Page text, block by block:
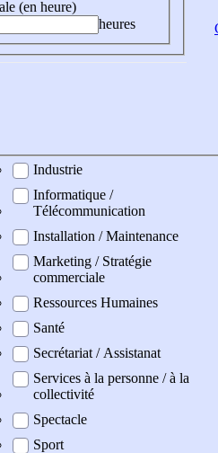
(en heure)
heures
Industrie
Informatique /
Télécommunication
Installation / Maintenance
Marketing / Stratégie
commerciale
Ressources Humaines
Santé
Secrétariat / Assistanat
Services à la personne / à la
collectivité
Spectacle
Sport